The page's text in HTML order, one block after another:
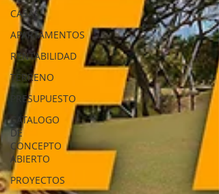
CASAS
APARTAMENTOS
RENTABILIDAD
TERRENO
PRESUPUESTO
CATALOGO
DE
CONCEPTO
ABIERTO
PROYECTOS